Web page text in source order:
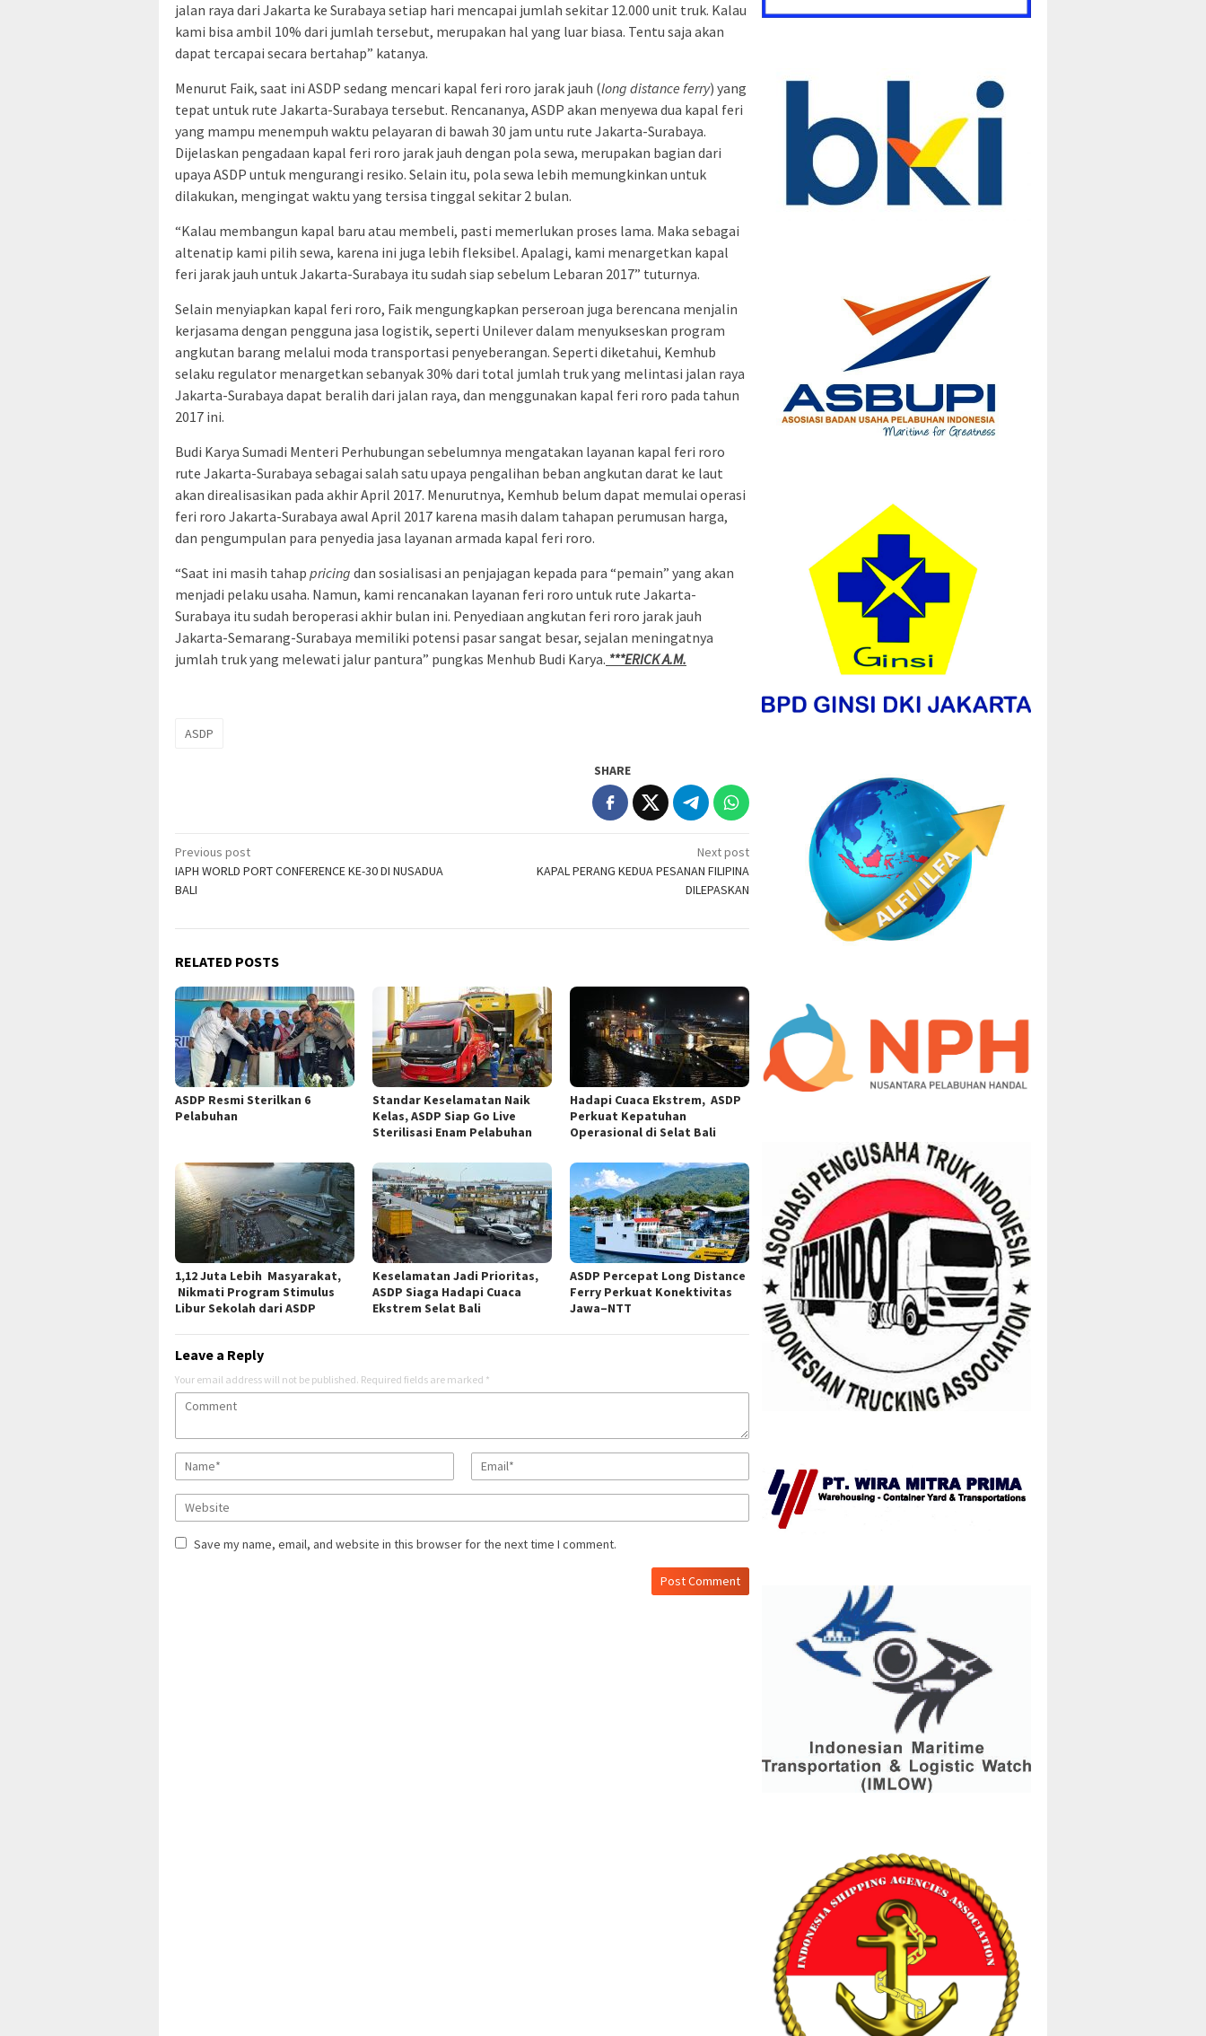
jalan raya dari Jakarta ke Surabaya setiap hari mencapai jumlah sekitar 12.000 unit truk. Kalau
kami bisa ambil 10% dari jumlah tersebut, merupakan hal yang luar biasa. Tentu saja akan
dapat tercapai secara bertahap” katanya.
Menurut Faik, saat ini ASDP sedang mencari kapal feri roro jarak jauh (long distance ferry) yang
tepat untuk rute Jakarta-Surabaya tersebut. Rencananya, ASDP akan menyewa dua kapal feri
yang mampu menempuh waktu pelayaran di bawah 30 jam untu rute Jakarta-Surabaya.
Dijelaskan pengadaan kapal feri roro jarak jauh dengan pola sewa, merupakan bagian dari
upaya ASDP untuk mengurangi resiko. Selain itu, pola sewa lebih memungkinkan untuk
dilakukan, mengingat waktu yang tersisa tinggal sekitar 2 bulan.
“Kalau membangun kapal baru atau membeli, pasti memerlukan proses lama. Maka sebagai
altenatip kami pilih sewa, karena ini juga lebih fleksibel. Apalagi, kami menargetkan kapal
feri jarak jauh untuk Jakarta-Surabaya itu sudah siap sebelum Lebaran 2017” tuturnya.
Selain menyiapkan kapal feri roro, Faik mengungkapkan perseroan juga berencana menjalin
kerjasama dengan pengguna jasa logistik, seperti Unilever dalam menyukseskan program
angkutan barang melalui moda transportasi penyeberangan. Seperti diketahui, Kemhub
selaku regulator menargetkan sebanyak 30% dari total jumlah truk yang melintasi jalan raya
Jakarta-Surabaya dapat beralih dari jalan raya, dan menggunakan kapal feri roro pada tahun
2017 ini.
Budi Karya Sumadi Menteri Perhubungan sebelumnya mengatakan layanan kapal feri roro
rute Jakarta-Surabaya sebagai salah satu upaya pengalihan beban angkutan darat ke laut
akan direalisasikan pada akhir April 2017. Menurutnya, Kemhub belum dapat memulai operasi
feri roro Jakarta-Surabaya awal April 2017 karena masih dalam tahapan perumusan harga,
dan pengumpulan para penyedia jasa layanan armada kapal feri roro.
“Saat ini masih tahap pricing dan sosialisasi an penjajagan kepada para “pemain” yang akan
menjadi pelaku usaha. Namun, kami rencanakan layanan feri roro untuk rute Jakarta-
Surabaya itu sudah beroperasi akhir bulan ini. Penyediaan angkutan feri roro jarak jauh
Jakarta-Semarang-Surabaya memiliki potensi pasar sangat besar, sejalan meningatnya
jumlah truk yang melewati jalur pantura” pungkas Menhub Budi Karya. ***ERICK A.M.
ASDP
SHARE
Post
navigation
Previous post
IAPH WORLD PORT CONFERENCE KE-30 DI NUSADUA
BALI
Next post
KAPAL PERANG KEDUA PESANAN FILIPINA
DILEPASKAN
RELATED POSTS
ASDP Resmi Sterilkan 6
Pelabuhan
Standar Keselamatan Naik
Kelas, ASDP Siap Go Live
Sterilisasi Enam Pelabuhan
Hadapi Cuaca Ekstrem, ASDP
Perkuat Kepatuhan
Operasional di Selat Bali
1,12 Juta Lebih Masyarakat,
Nikmati Program Stimulus
Libur Sekolah dari ASDP
Keselamatan Jadi Prioritas,
ASDP Siaga Hadapi Cuaca
Ekstrem Selat Bali
ASDP Percepat Long Distance
Ferry Perkuat Konektivitas
Jawa–NTT
Leave a Reply
Your email address will not be published. Required fields are marked *
Save my name, email, and website in this browser for the next time I comment.